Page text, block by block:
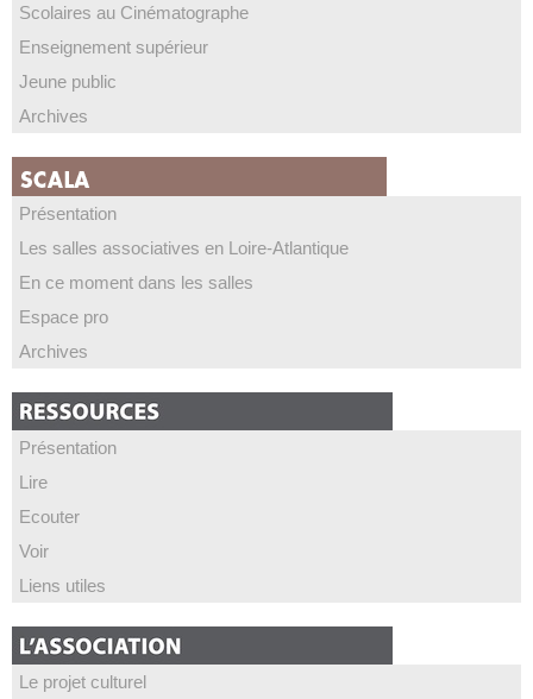
Scolaires au Cinématographe
Enseignement supérieur
Jeune public
Archives
Présentation
Les salles associatives en Loire-Atlantique
En ce moment dans les salles
Espace pro
Archives
Présentation
Lire
Ecouter
Voir
Liens utiles
Le projet culturel